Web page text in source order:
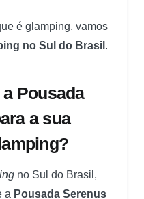
é glamping, vamos
no Sul do Brasil .
Pousada
a sua
no Sul do Brasil,
a Pousada Serenus